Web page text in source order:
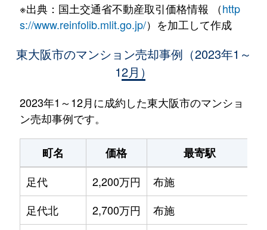
※出典：国土交通省不動産取引価格情報 （http
s://www.reinfolib.mlit.go.jp/）を加工して作成
東大阪市のマンション売却事例（2023年1～
12月）
2023年1～12月に成約した東大阪市のマンショ
ン売却事例です。
町名 価格 最寄駅
足代
2,200万円 布施
足代北
2,700万円 布施